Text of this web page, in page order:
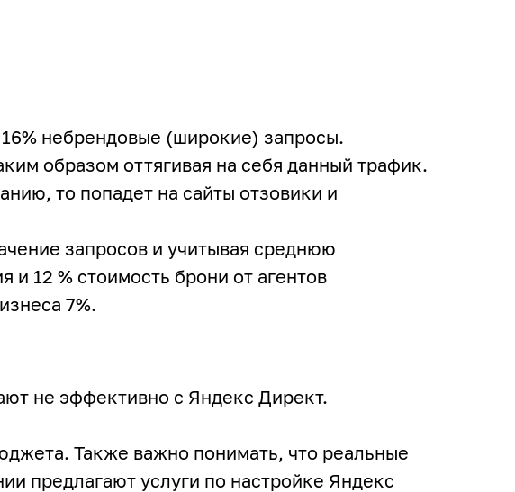
небрендовые (широкие) запросы.
образом оттягивая на себя данный трафик.
то попадет на сайты отзовики и
запросов и учитывая среднюю
и 12 % стоимость брони от агентов
7%.
не эффективно с Яндекс Директ.
Также важно понимать, что реальные
предлагают услуги по настройке Яндекс